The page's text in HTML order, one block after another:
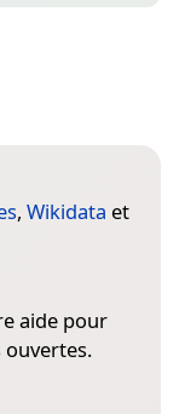
, Wikidata et
aide pour
ouvertes.